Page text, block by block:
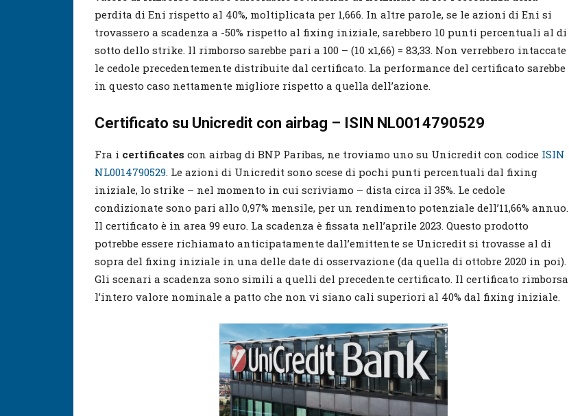
perdita di Eni rispetto al 40%, moltiplicata per 1,666. In altre parole, se le azioni di Eni si
trovassero a scadenza a -50% rispetto al fixing iniziale, sarebbero 10 punti percentuali al di
sotto dello strike. Il rimborso sarebbe pari a 100 – (10 x1,66) = 83,33. Non verrebbero intaccate
le cedole precedentemente distribuite dal certificato. La performance del certificato sarebbe
in questo caso nettamente migliore rispetto a quella dell’azione.
Certificato su Unicredit con airbag – ISIN NL0014790529
Fra i certificates con airbag di BNP Paribas, ne troviamo uno su Unicredit con codice ISIN
NL0014790529. Le azioni di Unicredit sono scese di pochi punti percentuali dal fixing
iniziale, lo strike – nel momento in cui scriviamo – dista circa il 35%. Le cedole
condizionate sono pari allo 0,97% mensile, per un rendimento potenziale dell’11,66% annuo.
Il certificato è in area 99 euro. La scadenza è fissata nell’aprile 2023. Questo prodotto
potrebbe essere richiamato anticipatamente dall’emittente se Unicredit si trovasse al di
sopra del fixing iniziale in una delle date di osservazione (da quella di ottobre 2020 in poi).
Gli scenari a scadenza sono simili a quelli del precedente certificato. Il certificato rimborsa
l’intero valore nominale a patto che non vi siano cali superiori al 40% dal fixing iniziale.